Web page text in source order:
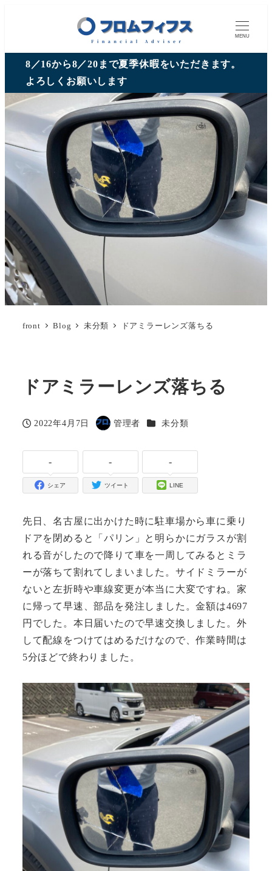
MENU
8／16から8／20まで夏季休暇をいただきます。
よろしくお願いします
front Blog 未分類 ドアミラーレンズ落ちる
ドアミラーレンズ落ちる
投稿日
2022年4月7日
著
管理者 カテゴリー
未分類
-
シェア
-
ツイート
-
LINE
先日、名古屋に出かけた時に駐車場から車に乗り
ドアを閉めると「パリン」と明らかにガラスが割
れる音がしたので降りて車を一周してみるとミラ
ーが落ちて割れてしまいました。サイドミラーが
ないと左折時や車線変更が本当に大変ですね。家
に帰って早速、部品を発注しました。金額は4697
円でした。本日届いたので早速交換しました。外
して配線をつけてはめるだけなので、作業時間は
5分ほどで終わりました。